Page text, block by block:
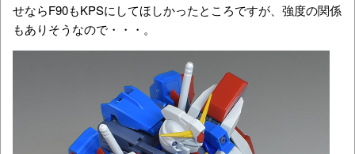
せならF90もKPSにしてほしかったところですが、強度の関係
もありそうなので・・・。